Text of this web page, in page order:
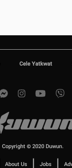
Cele Yatkwat
Copyright © 2020 Duwun.
About Us | Jobs |